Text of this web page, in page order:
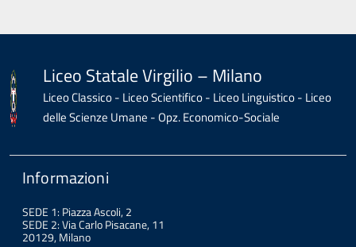
Liceo Statale Virgilio – Milano
Liceo Classico - Liceo Scientifico - Liceo Linguistico - Liceo
delle Scienze Umane - Opz. Economico-Sociale
Informazioni
SEDE 1: Piazza Ascoli, 2
SEDE 2: Via Carlo Pisacane, 11
20129, Milano